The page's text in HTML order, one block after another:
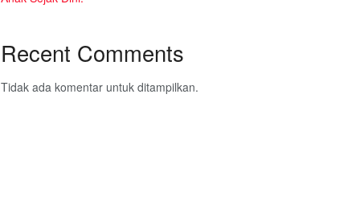
Recent Comments
Tidak ada komentar untuk ditampilkan.